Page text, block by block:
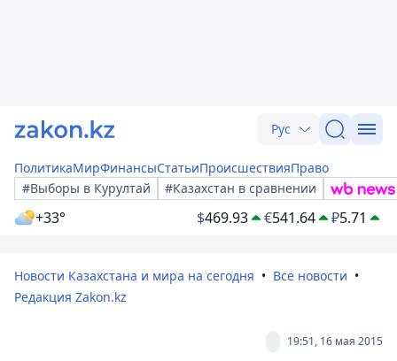
Рус
ПолитикаМирФинансыСтатьиПроисшествияПраво
#Выборы в Курултай
#Казахстан в сравнении
+33° $469.93 €541.64 ₽5.71
Новости Казахстана и мира на сегодня
Все новости
Редакция Zakon.kz
19:51, 16 мая 2015